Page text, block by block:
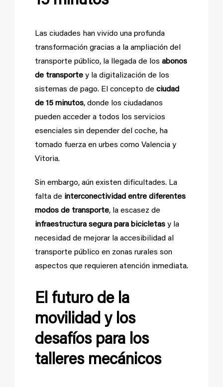
Las ciudades han vivido una profunda
transformación gracias a la ampliación del
transporte público, la llegada de los abonos
de transporte y la digitalización de los
sistemas de pago. El concepto de ciudad
de 15 minutos, donde los ciudadanos
pueden acceder a todos los servicios
esenciales sin depender del coche, ha
tomado fuerza en urbes como Valencia y
Vitoria.
Sin embargo, aún existen dificultades. La
falta de interconectividad entre diferentes
modos de transporte, la escasez de
infraestructura segura para bicicletas y la
necesidad de mejorar la accesibilidad al
transporte público en zonas rurales son
aspectos que requieren atención inmediata.
El futuro de la
movilidad y los
desafíos para los
talleres mecánicos